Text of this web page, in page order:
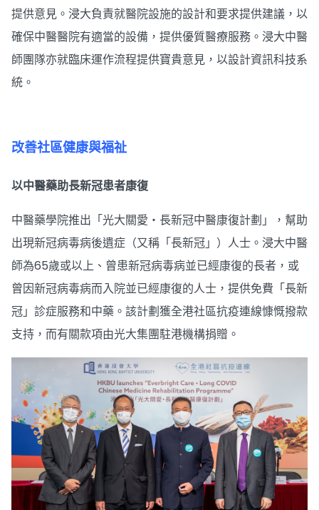
提供意見。浸大負責就醫院設施的設計和要求提供建議，以
確保中醫醫院有適當的設備，提供優質醫療服務。浸大中醫
師團隊亦就臨床運作流程提供寶貴意見，以設計資訊科技系
統。
改善社區健康與福祉
以中醫藥助長新冠患者康復
中醫藥學院推出「光大關愛・長新冠中醫康復計劃」，幫助
出現新冠病毒病後遺症（又稱「長新冠」）人士。浸大中醫
師為65歲或以上、曾患新冠病毒病並已經康復的長者，或
曾因新冠病毒病而入院並已經康復的人士，提供免費「長新
冠」診症服務和中藥。該計劃獲全港社區抗疫連線慷慨撥款
支持，而有關款項由光大集團駐港機構捐贈。